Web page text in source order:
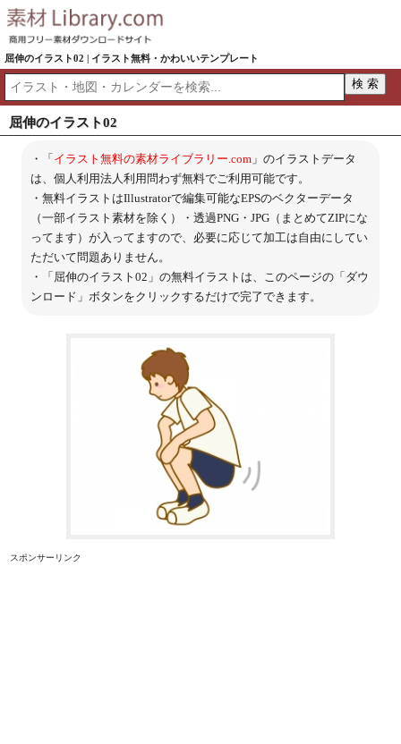
屈伸のイラスト02 | イラスト無料・かわいいテンプレート
屈伸のイラスト02
・「イラスト無料の素材ライブラリー.com」のイラストデータ
は、個人利用法人利用問わず無料でご利用可能です。
・無料イラストはIllustratorで編集可能なEPSのベクターデータ
（一部イラスト素材を除く）・透過PNG・JPG（まとめてZIPにな
ってます）が入ってますので、必要に応じて加工は自由にしてい
ただいて問題ありません。
・「屈伸のイラスト02」の無料イラストは、このページの「ダウ
ンロード」ボタンをクリックするだけで完了できます。
スポンサーリンク